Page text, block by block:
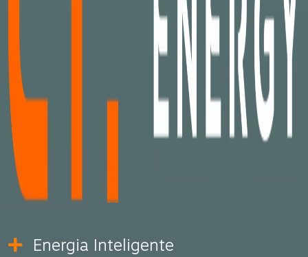
Energia Inteligente